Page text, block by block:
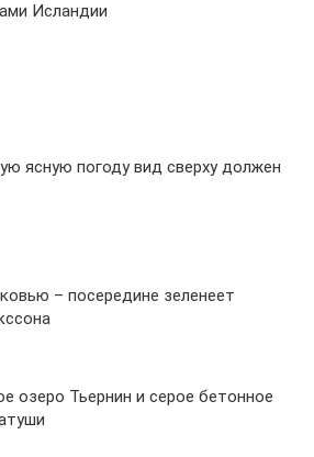
Исландии
ясную погоду вид сверху должен
– посередине зеленеет
озеро Тьернин и серое бетонное